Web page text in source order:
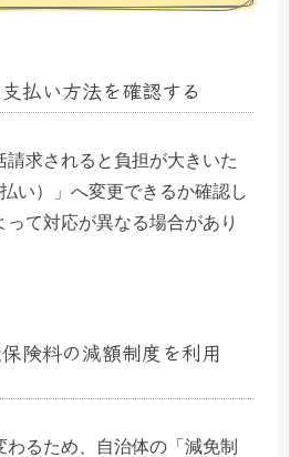
支払い方法を確認する
求されると負担が大きいた
い）」へ変更できるか確認し
って対応が異なる場合があり
保険料の減額制度を利用
るため、自治体の「減免制